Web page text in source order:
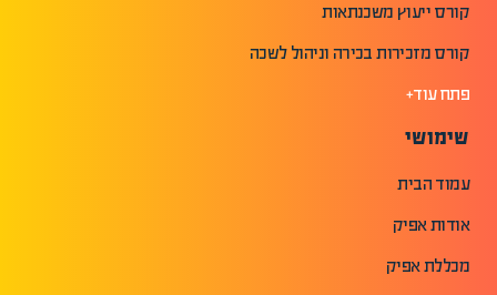
קורס ייעוץ משכנתאות
קורס מזכירות בכירה וניהול לשכה
פתח עוד+
שימושי
עמוד הבית
אודות אפיק
מכללת אפיק